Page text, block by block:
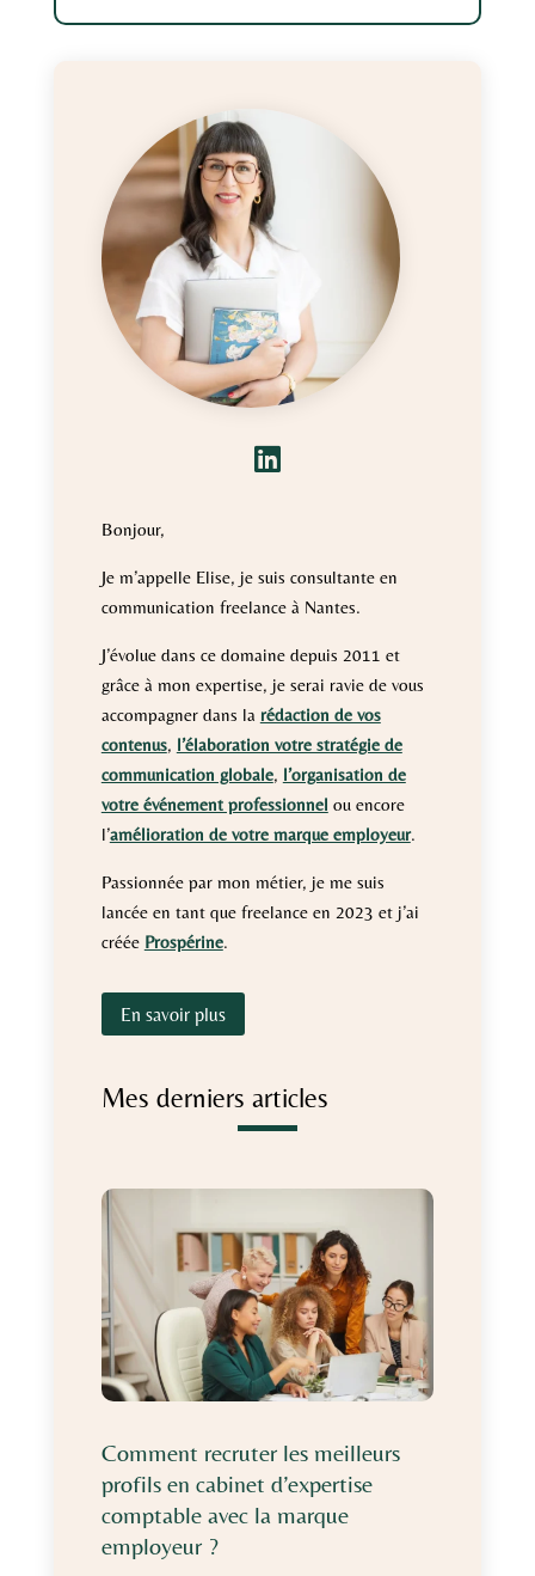

Bonjour,
Je m’appelle Elise, je suis consultante en
communication freelance à Nantes.
J’évolue dans ce domaine depuis 2011 et
grâce à mon expertise, je serai ravie de vous
accompagner dans la rédaction de vos
contenus, l’élaboration votre stratégie de
communication globale, l’organisation de
votre événement professionnel ou encore
l’amélioration de votre marque employeur.
Passionnée par mon métier, je me suis
lancée en tant que freelance en 2023 et j’ai
créée Prospérine.
En savoir plus
Mes derniers articles
Comment recruter les meilleurs
profils en cabinet d’expertise
comptable avec la marque
employeur ?